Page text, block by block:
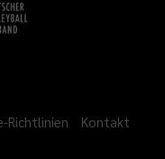
Richtlinien Kontakt